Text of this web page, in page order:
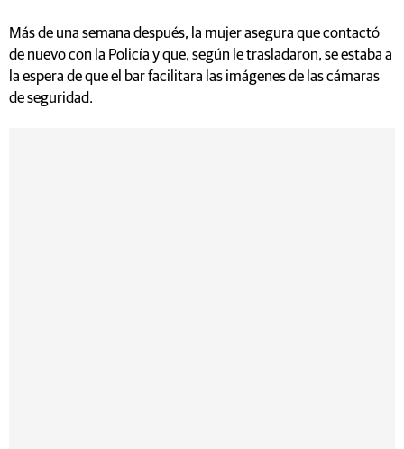
Más de una semana después, la mujer asegura que contactó
de nuevo con la Policía y que, según le trasladaron, se estaba a
la espera de que el bar facilitara las imágenes de las cámaras
de seguridad.